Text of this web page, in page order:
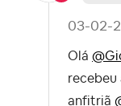
‎03-02-
Olá
recebeu
anfitriã